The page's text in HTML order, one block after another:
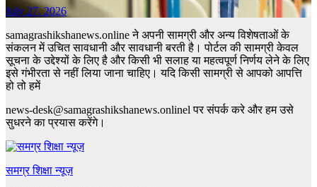
July 27, 2026
samagrashikshanews.online ने अपनी सामग्री और अन्य विशेषताओं के
संकलन में उचित सावधानी और सावधानी बरती है। पोर्टल की सामग्री केवल
सूचना के उद्देश्यों के लिए है और किसी भी सलाह या महत्वपूर्ण निर्णय लेने के लिए
इसे गंभीरता से नहीं लिया जाना चाहिए। यदि किसी सामग्री से आपको आपत्ति
हो तो हमें
news-desk@samagrashikshanews.onlinel पर संपर्क करे और हम उसे
सुधरने का प्रयास करेंगे।
समग्र शिक्षा न्यूज़